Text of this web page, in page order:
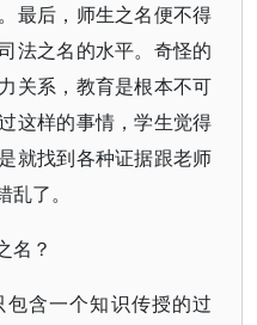
最后，师生之名便不得
法之名的水平。奇怪的
关系，教育是根本不可
这样的事情，学生觉得
就找到各种证据跟老师
了。
名？
含一个知识传授的过